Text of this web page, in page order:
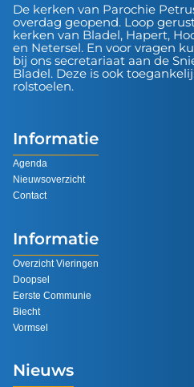
De kerken van Parochie
overdag geopend. Loop
kerken van Bladel, Hapert,
en Netersel. En voor vragen
bij ons secretariaat aan de
Bladel. Deze is ook
rolstoelen.
Informatie
Agenda
Nieuwsoverzicht
Contact
Informatie
Overzicht Vieringen
Doopsel
Eerste Communie
Biecht
Vormsel
Nieuws